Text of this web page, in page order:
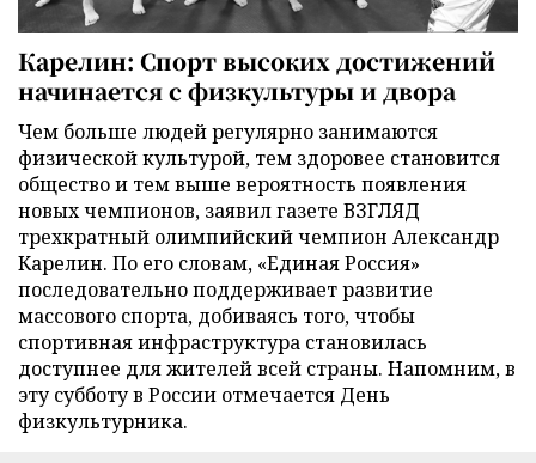
Карелин: Спорт высоких достижений
начинается с физкультуры и двора
Чем больше людей регулярно занимаются
физической культурой, тем здоровее становится
общество и тем выше вероятность появления
новых чемпионов, заявил газете ВЗГЛЯД
трехкратный олимпийский чемпион Александр
Карелин. По его словам, «Единая Россия»
последовательно поддерживает развитие
массового спорта, добиваясь того, чтобы
спортивная инфраструктура становилась
доступнее для жителей всей страны. Напомним, в
эту субботу в России отмечается День
физкультурника.